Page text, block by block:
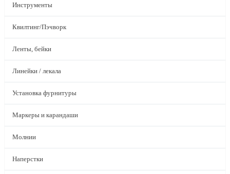
Инструменты
Квилтинг/Пэчворк
Ленты, бейки
Линейки / лекала
Установка фурнитуры
Маркеры и карандаши
Молнии
Наперстки